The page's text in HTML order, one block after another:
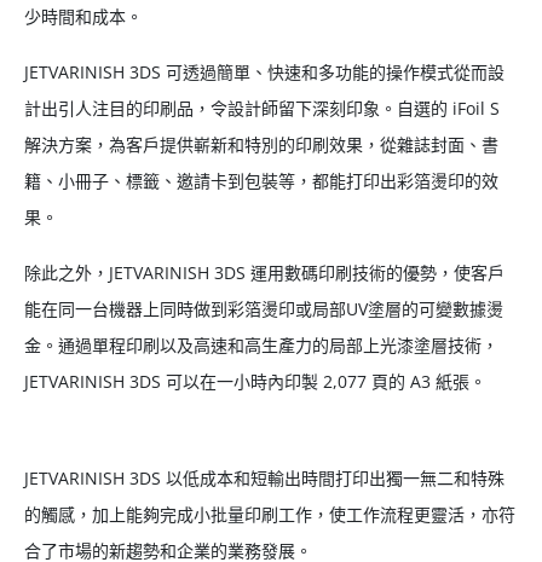
少時間和成本。
JETVARINISH 3DS 可透過簡單、快速和多功能的操作模式從而設
計出引人注目的印刷品，令設計師留下深刻印象。自選的 iFoil S
解決方案，為客戶提供嶄新和特別的印刷效果，從雜誌封面、書
籍、小冊子、標籤、邀請卡到包裝等，都能打印出彩箔燙印的效
果。
除此之外，JETVARINISH 3DS 運用數碼印刷技術的優勢，使客戶
能在同一台機器上同時做到彩箔燙印或局部UV塗層的可變數據燙
金。通過單程印刷以及高速和高生產力的局部上光漆塗層技術，
JETVARINISH 3DS 可以在一小時內印製 2,077 頁的 A3 紙張。
JETVARINISH 3DS 以低成本和短輸出時間打印出獨一無二和特殊
的觸感，加上能夠完成小批量印刷工作，使工作流程更靈活，亦符
合了市場的新趨勢和企業的業務發展。